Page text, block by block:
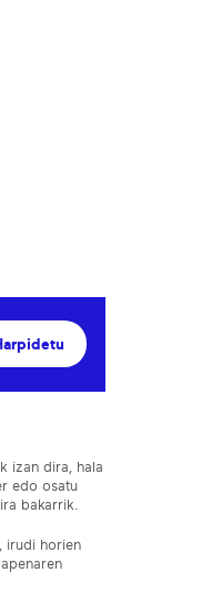
izan dira, hala
edo osatu
bakarrik.
irudi horien